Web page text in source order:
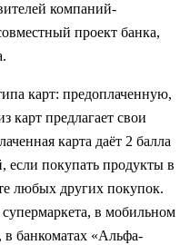
компаний-
проект банка,
карт: предоплаченную,
карт предлагает свои
карта даёт 2 балла
если покупать продукты в
любых других покупок.
в мобильном
банкоматах «Альфа-